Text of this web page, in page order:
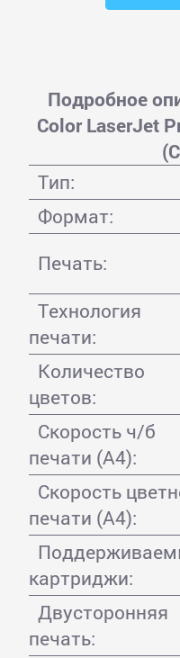
Подробное
Color LaserJet
Тип:
Формат:
Печать:
Технология
печати:
Количество
цветов:
Скорость ч/б
печати (А4):
Скорость
печати (А4):
картриджи:
Двусторонняя
печать: